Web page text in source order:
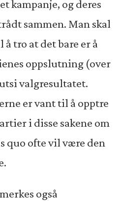
kampanje, og deres
sammen. Man skal
tro at det bare er å
oppslutning (over
valgresultatet.
er vant til å opptre
i disse sakene om
quo ofte vil være den
også